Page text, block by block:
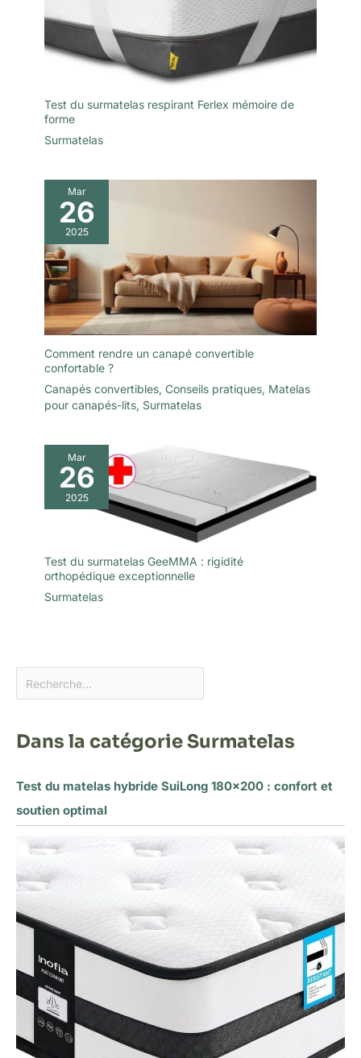
Test du surmatelas respirant Ferlex mémoire de
forme
Surmatelas
Mar
26
2025
Comment rendre un canapé convertible
confortable ?
Canapés convertibles, Conseils pratiques, Matelas
pour canapés-lits, Surmatelas
Mar
26
2025
Test du surmatelas GeeMMA : rigidité
orthopédique exceptionnelle
Surmatelas
Dans la catégorie Surmatelas
Test du matelas hybride SuiLong 180×200 : confort et
soutien optimal